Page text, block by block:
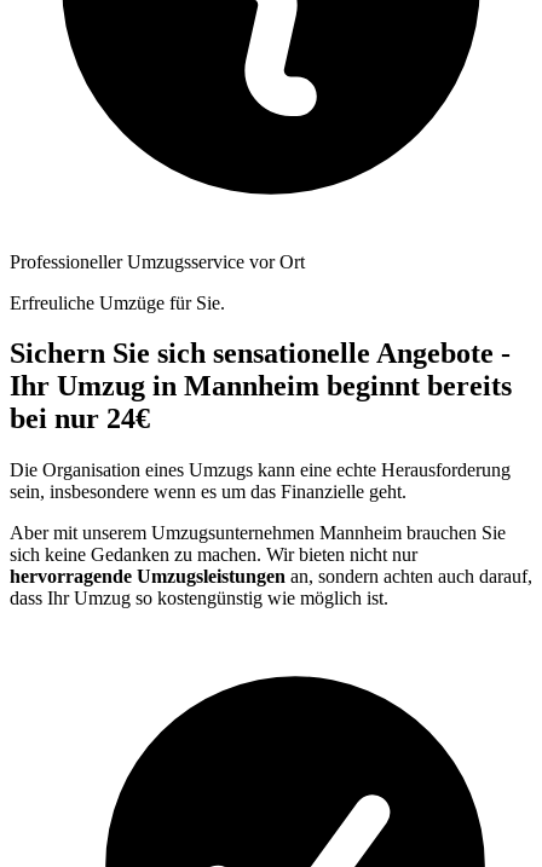
Professioneller Umzugsservice vor Ort
Erfreuliche Umzüge für Sie.
Sichern Sie sich sensationelle Angebote -
Ihr Umzug in Mannheim beginnt bereits
bei nur 24€
Die Organisation eines Umzugs kann eine echte Herausforderung
sein, insbesondere wenn es um das Finanzielle geht.
Aber mit unserem Umzugsunternehmen Mannheim brauchen Sie
sich keine Gedanken zu machen. Wir bieten nicht nur
hervorragende Umzugsleistungen an, sondern achten auch darauf,
dass Ihr Umzug so kostengünstig wie möglich ist.